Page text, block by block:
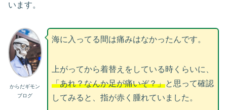
います。
からだギモン
ブログ
海に入ってる間は痛みはなかったんです。
上がってから着替えをしている時くらいに、
「あれ？なんか足が痛いぞ？」と思って確認
してみると、指が赤く腫れていました。